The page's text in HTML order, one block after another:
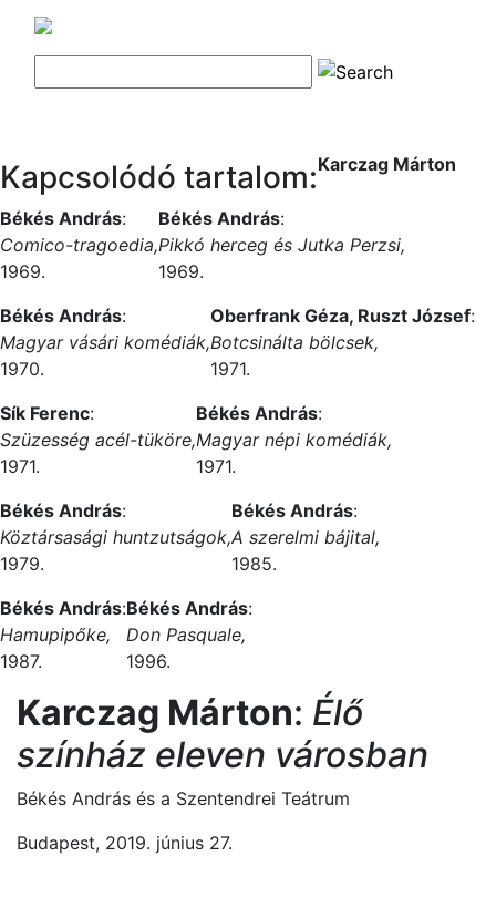
Kapcsolódó tartalom:Karczag Márton
Békés András:
Comico-tragoedia,
1969.
Békés András:
Pikkó herceg és Jutka Perzsi,
1969.
Békés András:
Magyar vásári komédiák,
1970.
Oberfrank Géza, Ruszt József:
Botcsinálta bölcsek,
1971.
Sík Ferenc:
Szüzesség acél-tüköre,
1971.
Békés András:
Magyar népi komédiák,
1971.
Békés András:
Köztársasági huntzutságok,
1979.
Békés András:
A szerelmi bájital,
1985.
Békés András:
Hamupipőke,
1987.
Békés András:
Don Pasquale,
1996.
Karczag Márton: Élő
színház eleven városban
Békés András és a Szentendrei Teátrum
Budapest, 2019. június 27.